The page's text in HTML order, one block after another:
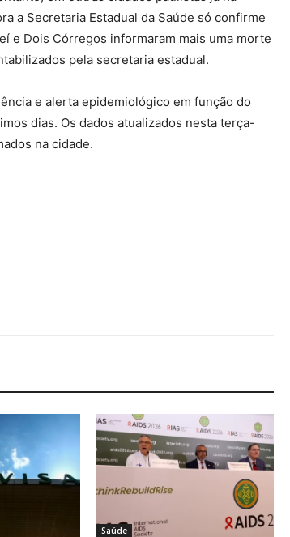
a Secretaria Estadual da Saúde só confirme
e Dois Córregos informaram mais uma morte
pela secretaria estadual.
e alerta epidemiológico em função do
dias. Os dados atualizados nesta terça-
na cidade.
Saúde